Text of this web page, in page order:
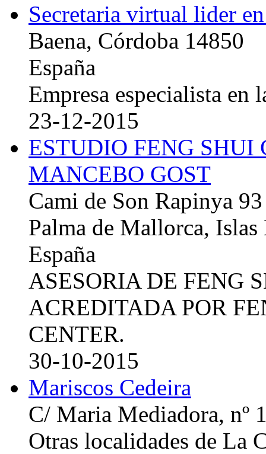
Secretaria virtual lider
Baena, Córdoba 14850
España
Empresa especialista en
23-12-2015
ESTUDIO FENG
MANCEBO GOST
Cami de Son Rapinya 93
Palma de Mallorca, Islas
España
ASESORIA DE FENG
ACREDITADA POR
CENTER.
30-10-2015
Mariscos Cedeira
C/ Maria Mediadora, nº
Otras localidades de La